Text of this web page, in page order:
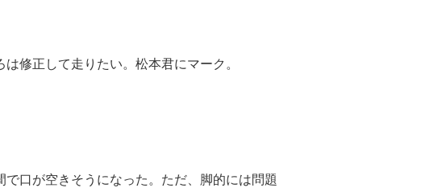
修正して走りたい。松本君にマーク。
口が空きそうになった。ただ、脚的には問題